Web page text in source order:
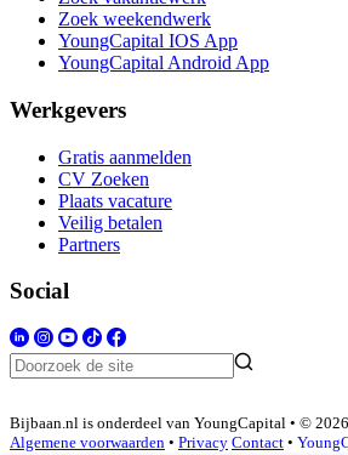
Zoek weekendwerk
YoungCapital IOS App
YoungCapital Android App
Werkgevers
Gratis aanmelden
CV Zoeken
Plaats vacature
Veilig betalen
Partners
Social
Bijbaan.nl is onderdeel van YoungCapital • ©
Algemene voorwaarden • Privacy Contact •